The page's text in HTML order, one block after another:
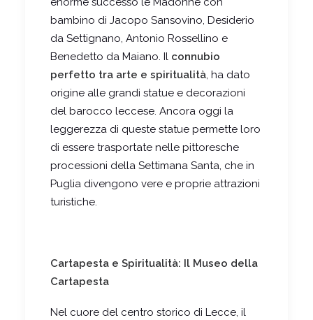
bambino di Jacopo Sansovino, Desiderio
da Settignano, Antonio Rossellino e
Benedetto da Maiano. Il connubio
perfetto tra arte e spiritualità, ha dato
origine alle grandi statue e decorazioni
del barocco leccese. Ancora oggi la
leggerezza di queste statue permette loro
di essere trasportate nelle pittoresche
processioni della Settimana Santa, che in
Puglia divengono vere e proprie attrazioni
turistiche.
Cartapesta e Spiritualità: Il Museo della
Cartapesta
Nel cuore del centro storico di Lecce, il